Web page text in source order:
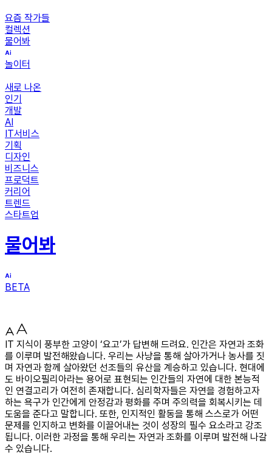
요즘 작가들
컬렉션
물어봐
놀이터
새로 나온
인기
개발
AI
IT서비스
기획
디자인
비즈니스
프로덕트
커리어
트렌드
스타트업
물어봐
BETA
IT 지식이 풍부한 고양이 ‘요고’가 답변해 드려요. 인간은 자연과 조화
를 이루며 발전해왔습니다. 우리는 사냥을 통해 살아가거나 농사를 짓
며 자연과 함께 살아왔던 선조들의 유산을 계승하고 있습니다. 현대에
도 바이오필리아라는 용어로 표현되는 인간들의 자연에 대한 본능적
인 연결고리가 여전히 존재합니다. 심리학자들은 자연을 경험하고자
하는 욕구가 인간에게 안정감과 평화를 주며 주의력을 회복시키는 데
도움을 준다고 말합니다. 또한, 인지적인 활동을 통해 스스로가 어떤
문제를 인지하고 변화를 이끌어내는 것이 성장의 필수 요소라고 강조
됩니다. 이러한 과정을 통해 우리는 자연과 조화를 이루며 발전해 나갈
수 있습니다.